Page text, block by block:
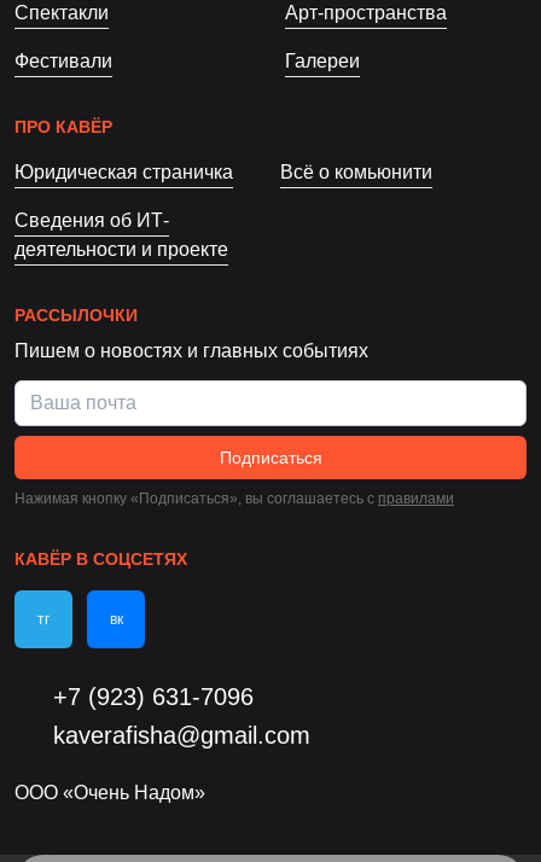
Спектакли
Фестивали
Арт-пространства
Галереи
ПРО КАВЁР
Юридическая страничка Всё о комьюнити
Сведения об ИТ-
деятельности и проекте
РАССЫЛОЧКИ
Пишем о новостях и главных событиях
Подписаться
Нажимая кнопку «Подписаться», вы соглашаетесь c правилами
КАВЁР В СОЦСЕТЯХ
тг вк
+7 (923) 631-7096
kaverafisha@gmail.com
ООО «Очень Надом»